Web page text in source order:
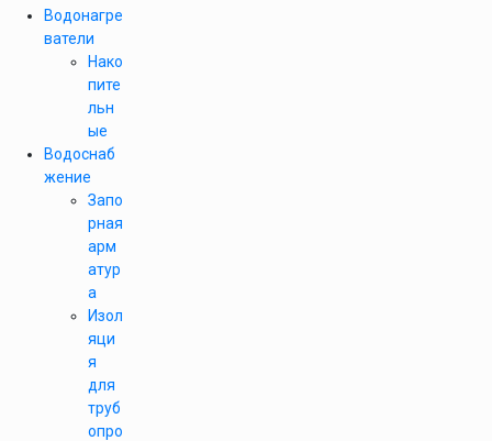
Водонагре
ватели
Нако
пите
льн
ые
Водоснаб
жение
Запо
рная
арм
атур
а
Изол
яци
я
для
труб
опро